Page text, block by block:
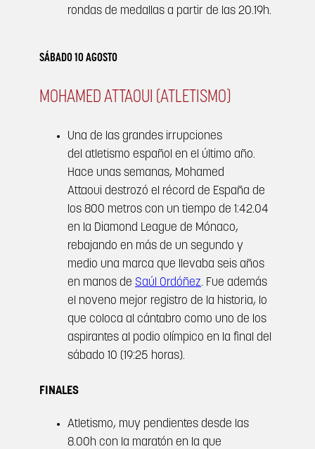
rondas de medallas a partir de las 20.19h.
SÁBADO 10 AGOSTO
MOHAMED ATTAOUI (ATLETISMO)
Una de las grandes irrupciones
del atletismo español en el último año.
Hace unas semanas, Mohamed
Attaoui destrozó el récord de España de
los 800 metros con un tiempo de 1:42.04
en la Diamond League de Mónaco,
rebajando en más de un segundo y
medio una marca que llevaba seis años
en manos de Saúl Ordóñez. Fue además
el noveno mejor registro de la historia, lo
que coloca al cántabro como uno de los
aspirantes al podio olímpico en la final del
sábado 10 (19:25 horas).
FINALES
Atletismo, muy pendientes desde las
8.00h con la maratón en la que